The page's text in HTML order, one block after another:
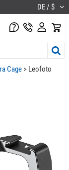
DE / $
Cage > Leofoto